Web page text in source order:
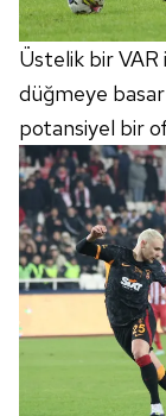
Üstelik bir VAR
düğmeye
potansiyel bir